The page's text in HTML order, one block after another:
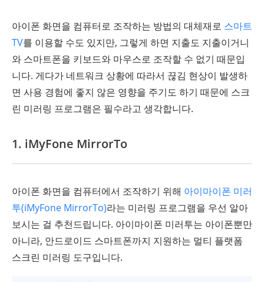
아이폰 화면을 컴퓨터로 조작하는 방법의 대체재로 스마트
TV를 이용할 수도 있지만, 그렇게 하면 지출도 지출이거니
와 스마트폰을 키보드와 마우스로 조작할 수 없기 때문입
니다. 게다가 네트워크 상황에 따라서 끊김 현상이 발생하
면 사용 경험에 좋지 않은 영향을 주기도 하기 때문에 스크
린 미러링 프로그램은 필수라고 생각합니다.
1. iMyFone MirrorTo
아이폰 화면을 컴퓨터에서 조작하기 위해 아이마이폰 미러
투(iMyFone MirrorTo)라는 미러링 프로그램을 우선 알아
보시는 걸 추천드립니다. 아이마이폰 미러투는 아이폰뿐만
아니라, 안드로이드 스마트폰까지 지원하는 멀티 플랫폼
스크린 미러링 도구입니다.